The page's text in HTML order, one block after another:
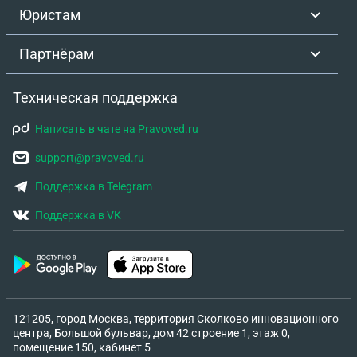
Юристам
Партнёрам
Техническая поддержка
Написать в чате на Pravoved.ru
support@pravoved.ru
Поддержка в Telegram
Поддержка в VK
121205, город Москва, территория Сколково инновационного
центра, Большой бульвар, дом 42 строение 1, этаж 0,
помещение 150, кабинет 5